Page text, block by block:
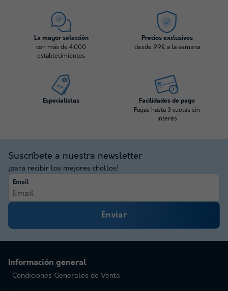
La mayor selección
con más de 4.000
establecimientos
Precios exclusivos
desde 99€ a la semana
Especialistas Facilidades de pago
Pagas hasta 3 cuotas sin
interés
Suscríbete a nuestra newsletter
¡para recibir los mejores chollos!
Email
Enviar
Información general
Condiciones Generales de Venta